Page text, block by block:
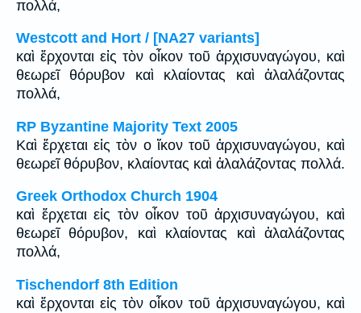
πολλά,
Westcott and Hort / [NA27 variants]
καὶ ἔρχονται εἰς τὸν οἶκον τοῦ ἀρχισυναγώγου, καὶ
θεωρεῖ θόρυβον καὶ κλαίοντας καὶ ἀλαλάζοντας
πολλά,
RP Byzantine Majority Text 2005
Καὶ ἔρχεται εἰς τὸν ο ἴκον τοῦ ἀρχισυναγώγου, καὶ
θεωρεῖ θόρυβον, κλαίοντας καὶ ἀλαλάζοντας πολλά.
Greek Orthodox Church 1904
καὶ ἔρχεται εἰς τὸν οἶκον τοῦ ἀρχισυναγώγου, καὶ
θεωρεῖ θόρυβον, καὶ κλαίοντας καὶ ἀλαλάζοντας
πολλά,
Tischendorf 8th Edition
καὶ ἔρχονται εἰς τὸν οἶκον τοῦ ἀρχισυναγώγου, καὶ